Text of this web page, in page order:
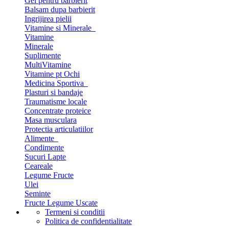
Balsam dupa barbierit
Ingrijirea pielii
Vitamine si Minerale
Vitamine
Minerale
Suplimente
MultiVitamine
Vitamine pt Ochi
Medicina Sportiva
Plasturi si bandaje
Traumatisme locale
Concentrate proteice
Masa musculara
Protectia articulatiilor
Alimente
Condimente
Sucuri Lapte
Ceareale
Legume Fructe
Ulei
Seminte
Fructe Legume Uscate
Termeni si conditii
Politica de confidentialitate